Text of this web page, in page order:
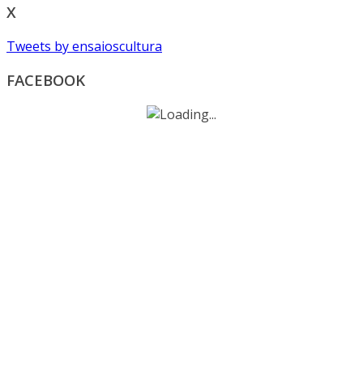
X
Tweets by ensaioscultura
FACEBOOK